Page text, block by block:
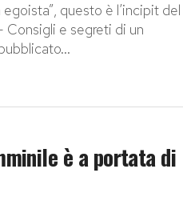
questo è l’incipit del
e segreti di un
è a portata di